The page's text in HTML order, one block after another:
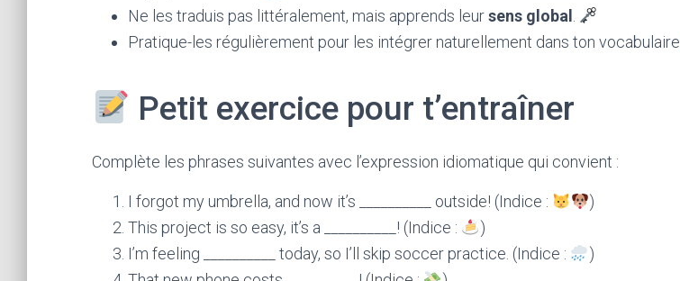
Ne les traduis pas littéralement, mais apprends leursens global
Pratique-les régulièrement pour les intégrer naturellement dans ton vocabulaire.
Petit exercice pour t’entraîner
Complète les phrases suivantes avec l’expression idiomatique qui convient :
I forgot my umbrella, and now it’s __________ outside! (Indice :
)
This project is so easy, it’s a __________! (Indice :
)
I’m feeling __________ today, so I’ll skip soccer practice. (Indice :
)